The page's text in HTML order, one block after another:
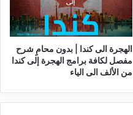
الهجرة الى كندا | بدون محامِِ شرح
مفصل لكافة برامج الهجرة إلى كندا
من الألف الى الياء